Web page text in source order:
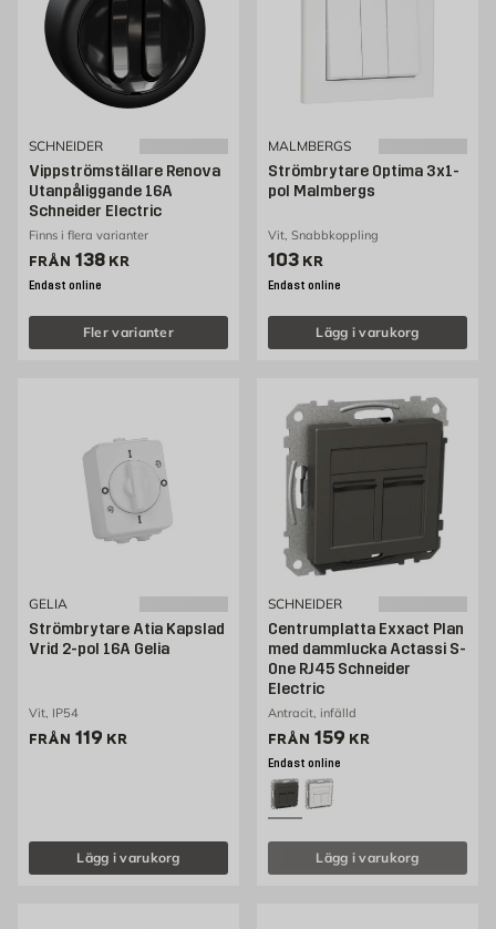
SCHNEIDER
Vippströmställare Renova
Utanpåliggande 16A
Schneider Electric
Finns i flera varianter
FRÅN Pris 138 kr
138 KR
Endast online
Fler varianter
MALMBERGS
Strömbrytare Optima 3x1-
pol Malmbergs
Vit, Snabbkoppling
Pris 103 kr
103 KR
Endast online
Lägg i varukorg
GELIA
Strömbrytare Atia Kapslad
Vrid 2-pol 16A Gelia
Vit, IP54
FRÅN Pris 119 kr
119 KR
Lägg i varukorg
SCHNEIDER
Centrumplatta Exxact Plan
med dammlucka Actassi S-
One RJ45 Schneider
Electric
Antracit, infälld
FRÅN Pris 132 kr
159 KR
Endast online
Lägg i varukorg